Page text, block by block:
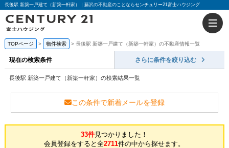
長後駅 新築一戸建て（新築一軒家）｜藤沢の不動産のことならセンチュリー21富士ハウジング
TOPページ 物件検索 長後駅 新築一戸建て（新築一軒家）の不動産情報一覧
現在の検索条件 さらに条件を絞り込む
長後駅 新築一戸建て（新築一軒家）の検索結果一覧
この条件で新着メールを登録
33件見つかりました！
会員登録をすると全2711件の中から探せます。